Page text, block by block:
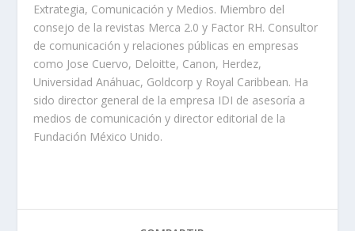
Extrategia, Comunicación y Medios. Miembro del
consejo de la revistas Merca 2.0 y Factor RH. Consultor
de comunicación y relaciones públicas en empresas
como Jose Cuervo, Deloitte, Canon, Herdez,
Universidad Anáhuac, Goldcorp y Royal Caribbean. Ha
sido director general de la empresa IDI de asesoría a
medios de comunicación y director editorial de la
Fundación México Unido.